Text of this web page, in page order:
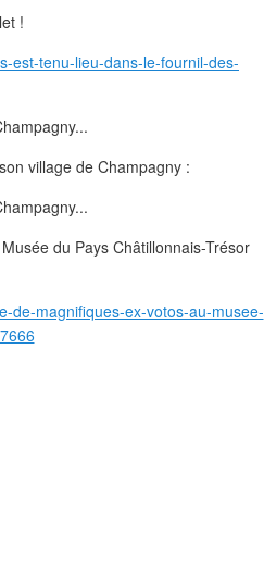
!
est-tenu-lieu-dans-le-fournil-des-
village de Champagny :
du Pays Châtillonnais-Trésor
de-magnifiques-ex-votos-au-musee-